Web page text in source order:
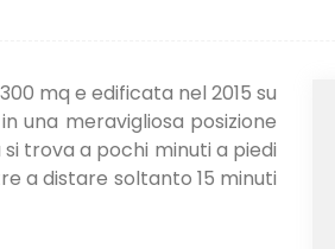
mq e edificata nel 2015 su
una meravigliosa posizione
trova a pochi minuti a piedi
a distare soltanto 15 minuti